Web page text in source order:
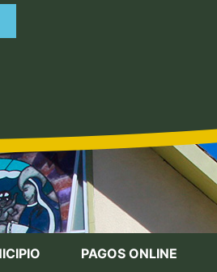
PAGOS ONLINE